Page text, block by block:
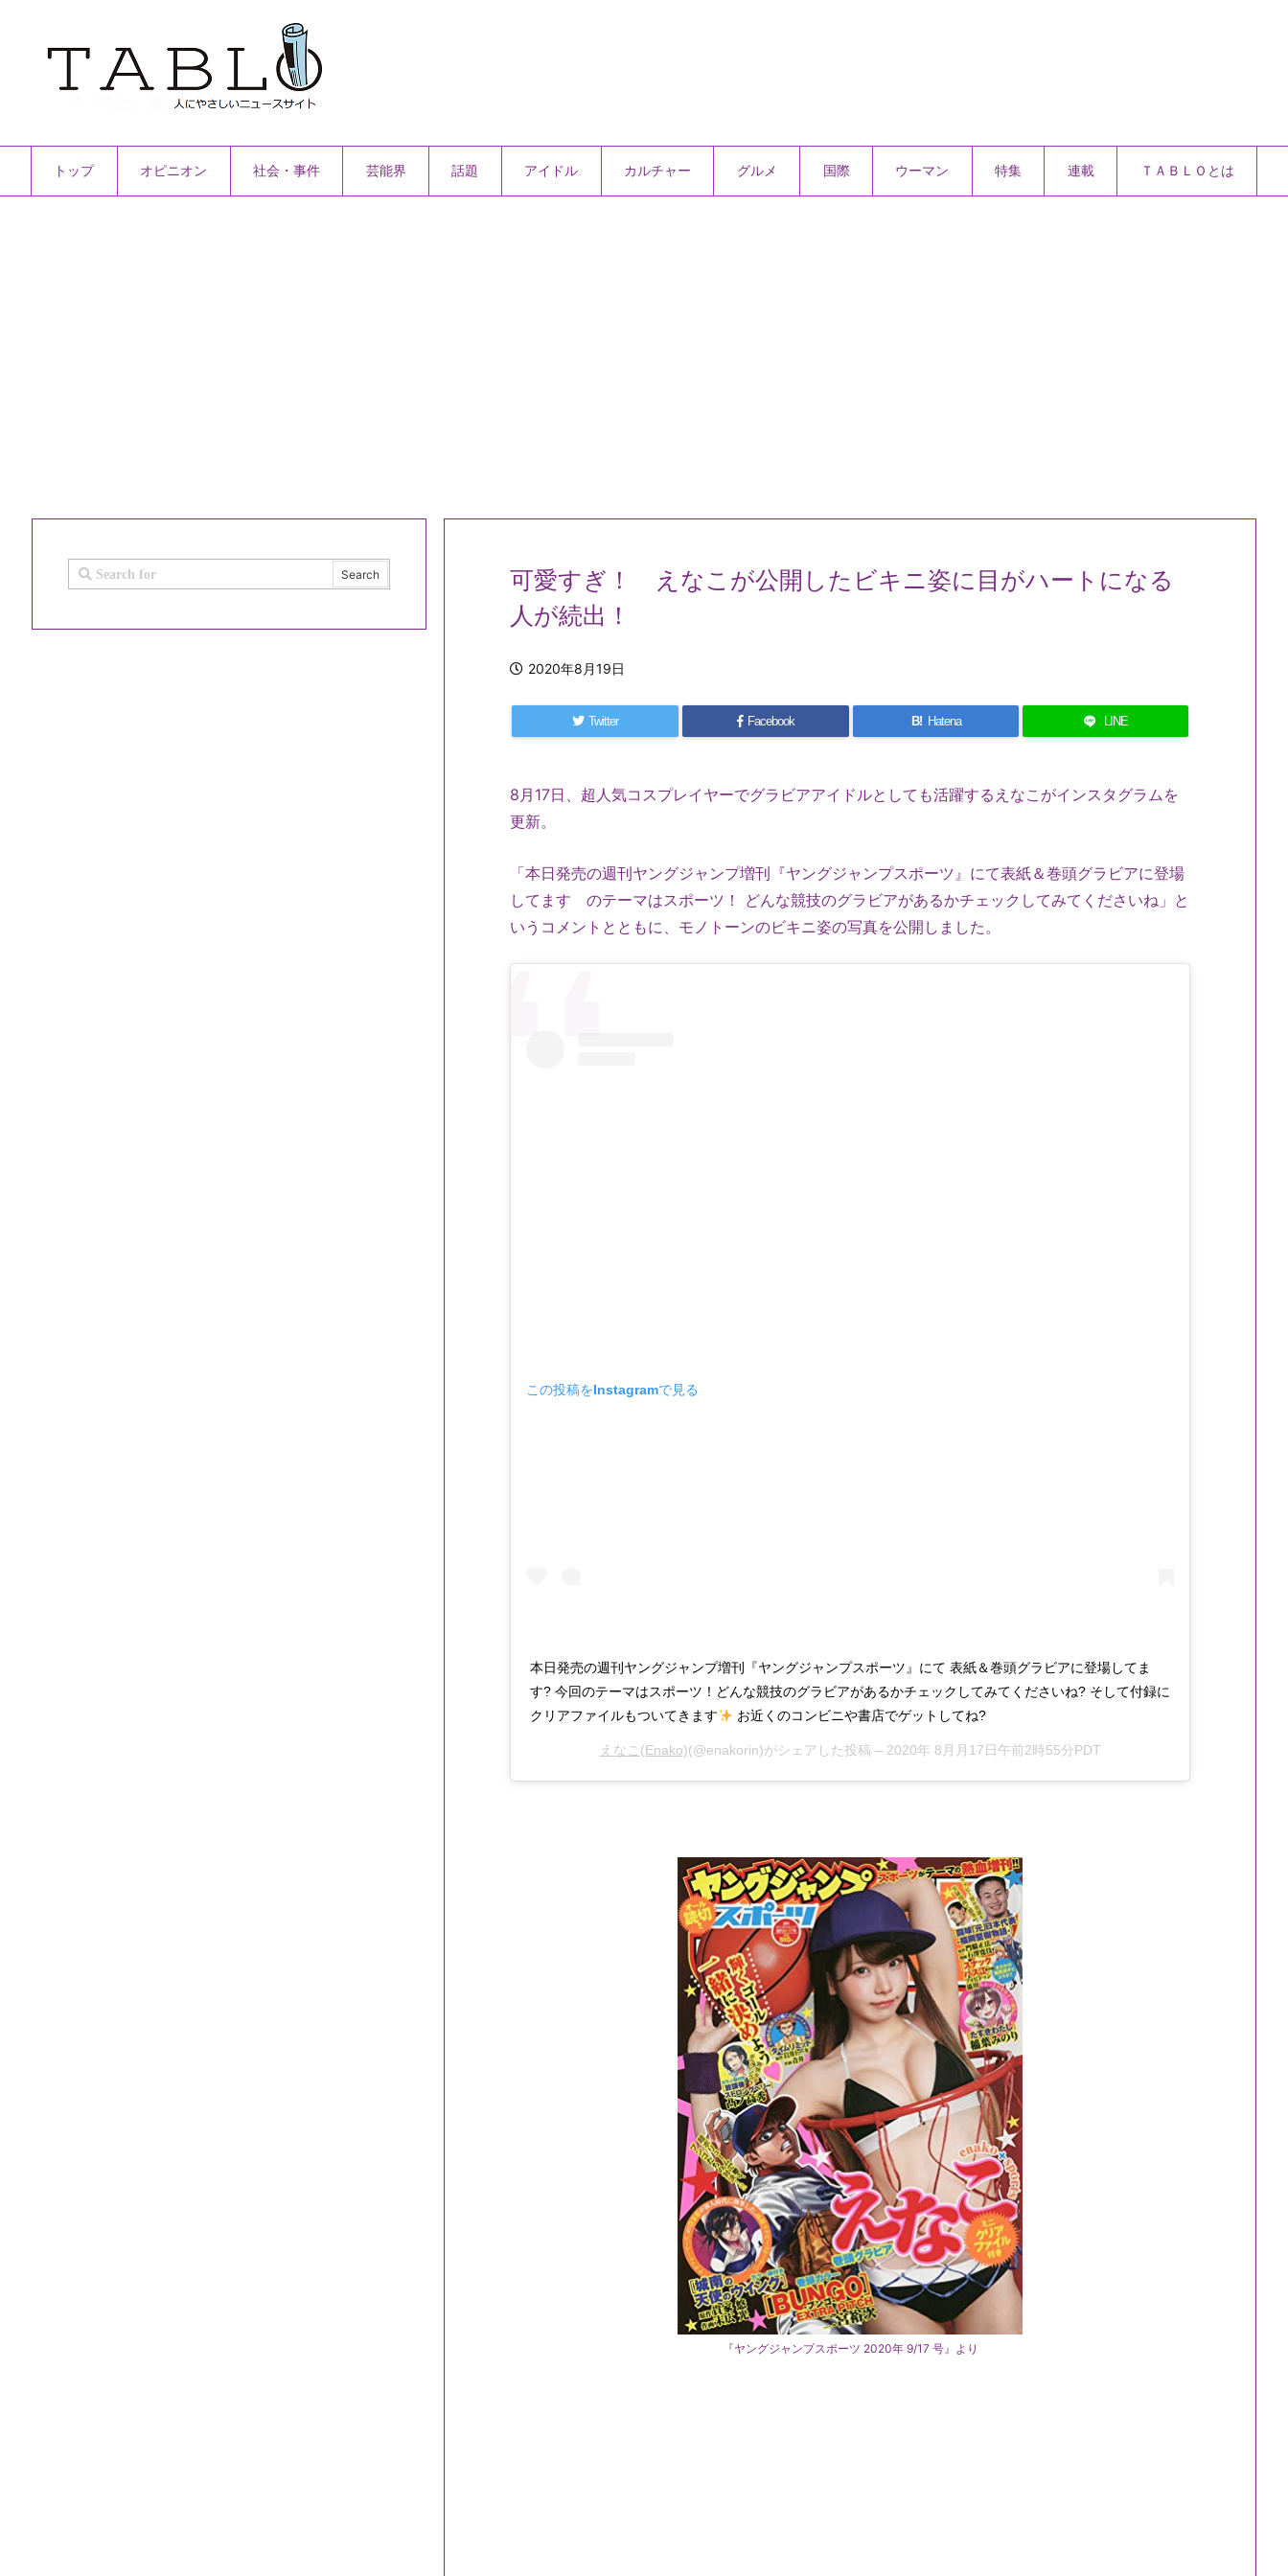
トップ オピニオン 社会・事件 芸能界 話題 アイドル カルチャー グルメ 国際 ウーマン 特集 連載 ＴＡＢＬＯとは
可愛すぎ！ えなこが公開したビキニ姿に目がハートになる
人が続出！
2020年8月19日
Twitter Facebook B! Hatena LINE
8月17日、超人気コスプレイヤーでグラビアアイドルとしても活躍するえなこがインスタグラムを
更新。
「本日発売の週刊ヤングジャンプ増刊『ヤングジャンプスポーツ』にて表紙＆巻頭グラビアに登場
してます のテーマはスポーツ！ どんな競技のグラビアがあるかチェックしてみてくださいね」と
いうコメントとともに、モノトーンのビキニ姿の写真を公開しました。
この投稿をInstagramで見る
本日発売の週刊ヤングジャンプ増刊『ヤングジャンプスポーツ』にて 表紙＆巻頭グラビアに登場してま
す? 今回のテーマはスポーツ！どんな競技のグラビアがあるかチェックしてみてくださいね? そして付録に
クリアファイルもついてきます
お近くのコンビニや書店でゲットしてね?
えなこ(Enako)(@enakorin)がシェアした投稿 – 2020年 8月月17日午前2時55分PDT
『ヤングジャンプスポーツ 2020年 9/17 号』より